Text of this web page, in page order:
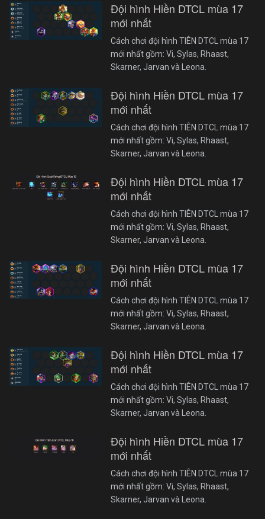
Đội hình Hiền DTCL mùa 17
mới nhất
Cách chơi đội hình TIÊN DTCL mùa 17
mới nhất gồm: Vi, Sylas, Rhaast,
Skarner, Jarvan và Leona.
Đội hình Hiền DTCL mùa 17
mới nhất
Cách chơi đội hình TIÊN DTCL mùa 17
mới nhất gồm: Vi, Sylas, Rhaast,
Skarner, Jarvan và Leona.
Đội hình Hiền DTCL mùa 17
mới nhất
Cách chơi đội hình TIÊN DTCL mùa 17
mới nhất gồm: Vi, Sylas, Rhaast,
Skarner, Jarvan và Leona.
Đội hình Hiền DTCL mùa 17
mới nhất
Cách chơi đội hình TIÊN DTCL mùa 17
mới nhất gồm: Vi, Sylas, Rhaast,
Skarner, Jarvan và Leona.
Đội hình Hiền DTCL mùa 17
mới nhất
Cách chơi đội hình TIÊN DTCL mùa 17
mới nhất gồm: Vi, Sylas, Rhaast,
Skarner, Jarvan và Leona.
Đội hình Hiền DTCL mùa 17
mới nhất
Cách chơi đội hình TIÊN DTCL mùa 17
mới nhất gồm: Vi, Sylas, Rhaast,
Skarner, Jarvan và Leona.